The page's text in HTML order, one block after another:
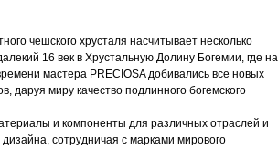
чешского хрусталя насчитывает несколько
16 век в Хрустальную Долину Богемии, где на
мастера PRECIOSA добивались все новых
даруя миру качество подлинного богемского
и компоненты для различных отраслей и
сотрудничая с марками мирового